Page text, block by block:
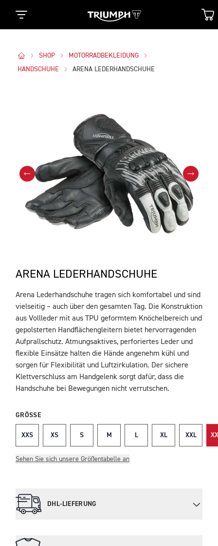
SHOP
MOTORRADBEKLEIDUNG
HANDSCHUHE
ARENA LEDERHANDSCHUHE
ARENA LEDERHANDSCHUHE
BESCHREIBUNG
Arena Lederhandschuhe tragen sich komfortabel und sind
vielseitig – auch über den gesamten Tag. Die Konstruktion
aus Vollleder mit aus TPU geformtem Knöchelbereich und
gepolsterten Handflächengleitern bietet hervorragenden
Aufprallschutz. Atmungsaktives, perforiertes Leder und
flexible Einsätze halten die Hände angenehm kühl und
sorgen für Flexibilität und Luftzirkulation. Der sichere
Klettverschluss am Handgelenk sorgt dafür, dass die
Handschuhe bei Bewegungen nicht verrutschen.
GRÖSSE
XXS XS S M L XL XXL
Sehen Sie sich unsere Größentabelle an
DHL-LIEFERUNG